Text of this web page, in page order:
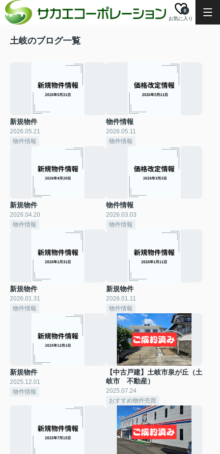
お気に入り
0
土岐のブログ一覧
新規物件
2026.05.21
物件情報
物件情報
2026.05.11
物件情報
新規物件
2026.04.20
物件情報
物件情報
2026.03.03
物件情報
新規物件
2026.01.31
物件情報
新規物件
2026.01.11
物件情報
新規物件
2025.12.01
物件情報
【中古戸建】土岐市泉が丘（土
岐市 不動産）
2025.07.24
おすすめ物件売買